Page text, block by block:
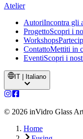
Atelier
AutoriIncontra gli
ProgettoScopri i
Workshops
ContattoMettiti in
EventiScopri i
IT | Italiano
© 2026 inVidro Glass
Home